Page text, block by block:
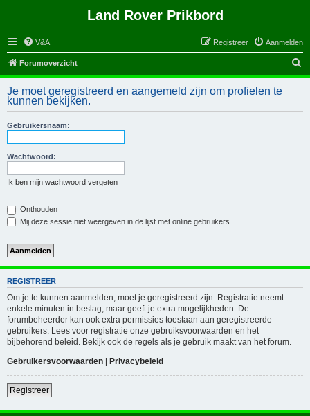
Land Rover Prikbord
V&A Aanmelden
Registreer
Forumoverzicht
o
k
Je moet geregistreerd en aangemeld zijn om profielen te
kunnen bekijken.
Gebruikersnaam:
Wachtwoord:
Ik ben mijn wachtwoord vergeten
Onthouden
Mij deze sessie niet weergeven in de lijst met online gebruikers
REGISTREER
Om je te kunnen aanmelden, moet je geregistreerd zijn. Registratie neemt
enkele minuten in beslag, maar geeft je extra mogelijkheden. De
forumbeheerder kan ook extra permissies toestaan aan geregistreerde
gebruikers. Lees voor registratie onze gebruiksvoorwaarden en het
bijbehorend beleid. Bekijk ook de regels als je gebruik maakt van het forum.
Gebruikersvoorwaarden | Privacybeleid
Registreer